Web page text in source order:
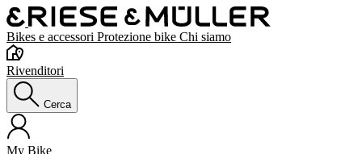
Bikes e accessori Protezione bike Chi siamo
Rivenditori
Cerca
My Bike